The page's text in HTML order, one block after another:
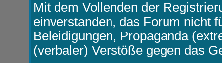
Mit dem Vollenden der
einverstanden, das Forum nicht
Beleidigungen, Propaganda
(verbaler) Verstöße gegen das